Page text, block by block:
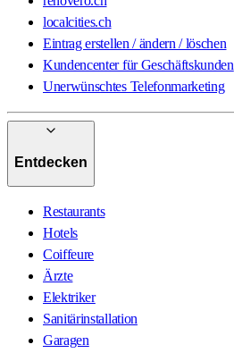
localcities.ch
Eintrag erstellen / ändern / löschen
Kundencenter für Geschäftskunden
Unerwünschtes Telefonmarketing
Entdecken
Restaurants
Hotels
Coiffeure
Ärzte
Elektriker
Sanitärinstallation
Garagen